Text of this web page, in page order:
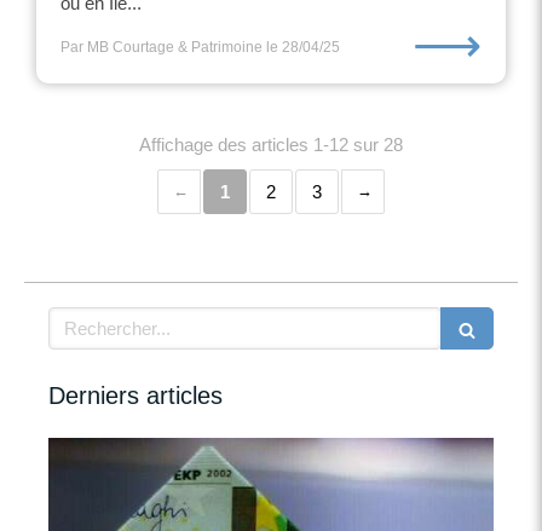
Par MB Courtage & Patrimoine le 28/04/25 ⟶
Affichage des articles 1-12 sur 28
1 2 3
Rechercher
Derniers articles